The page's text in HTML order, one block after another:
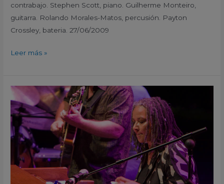
contrabajo. Stephen Scott, piano. Guilherme Monteiro,
guitarra. Rolando Morales-Matos, percusión. Payton
Crossley, bateria. 27/06/2009
Leer más »
Rhoda
Scott
Quartet
featuring
Jesse
Davis
XII
Festival